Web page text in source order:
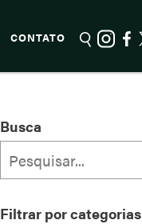
CONTATO
Busca
Filtrar por categorias